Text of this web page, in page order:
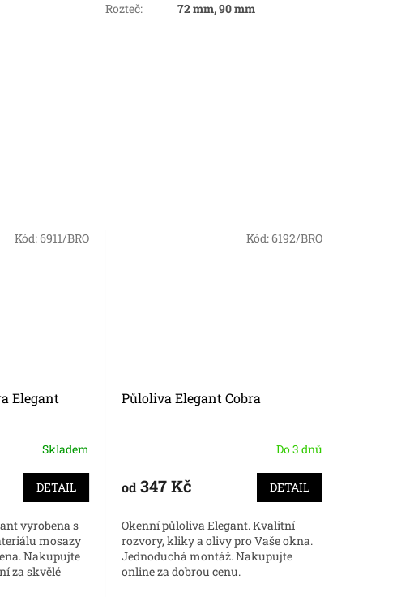
Rozteč: 72 mm, 90 mm
Elegant
Skladem
DETAIL
vyrobena s
mosazy
Nakupujte
za skvělé
Kód:6911/BRO
Půloliva Elegant Cobra
Do 3 dnů
od 347 Kč DETAIL
Okenní půloliva Elegant. Kvalitní
rozvory, kliky a olivy pro Vaše okna.
Jednoduchá montáž. Nakupujte
online za dobrou cenu.
Kód:6192/BRO